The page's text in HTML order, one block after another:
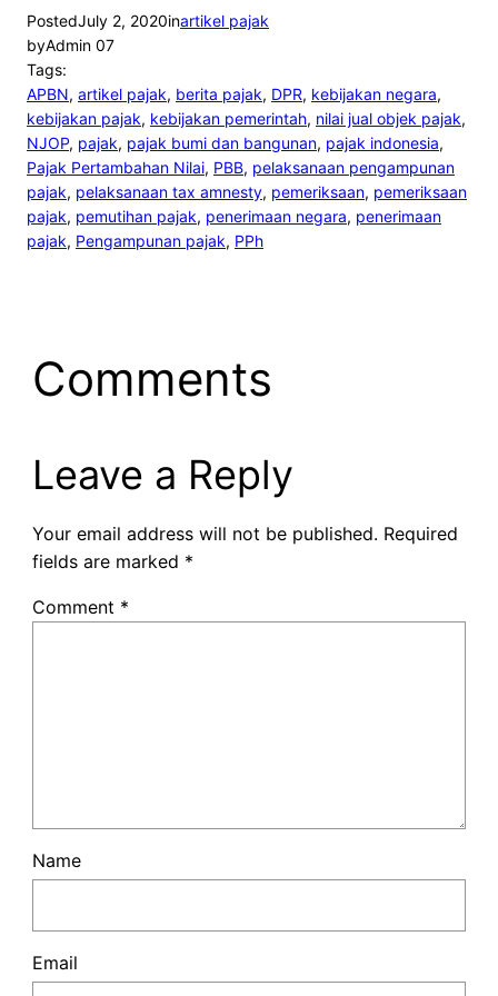
PostedJuly 2, 2020inartikel pajak
byAdmin 07
Tags:
APBN, artikel pajak, berita pajak, DPR, kebijakan negara
kebijakan pajak, kebijakan pemerintah, nilai jual objek pajak
NJOP, pajak, pajak bumi dan bangunan, pajak indonesia
Pajak Pertambahan Nilai, PBB, pelaksanaan pengampunan
pajak, pelaksanaan tax amnesty, pemeriksaan, pemeriksaan
pajak, pemutihan pajak, penerimaan negara, penerimaan
pajak, Pengampunan pajak, PPh
Comments
Leave a Reply
Your email address will not be published. Required
fields are marked *
Comment *
Name
Email